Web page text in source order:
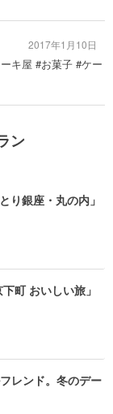
キ屋 #お菓子 #ケー
2017年1月10日
ン
り銀座・丸の内」
町 おいしい旅」
レンド。冬のデー